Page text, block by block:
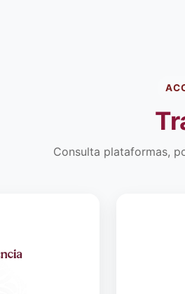
Consulta plataformas,